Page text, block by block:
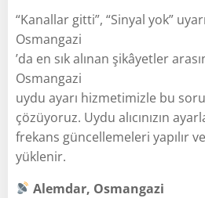
“Kanallar gitti”, “Sinyal yok”
Osmangazi
’da en sık alınan şikâyetler
Osmangazi
uydu ayarı hizmetimizle bu
çözüyoruz. Uydu alıcınızın
frekans güncellemeleri yapılır
yüklenir.
Alemdar, Osmangazi